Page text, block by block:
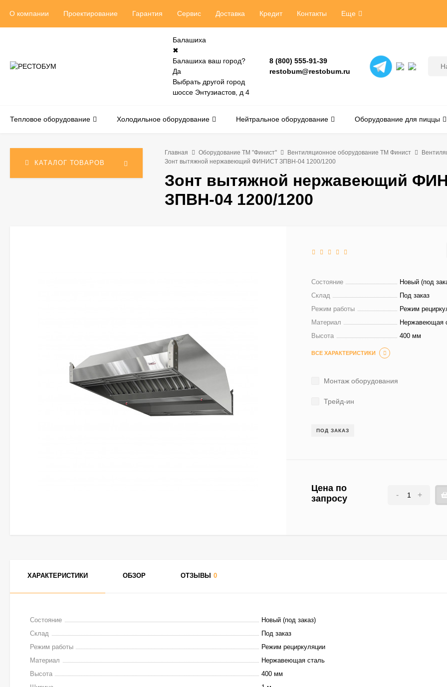
О компании Проектирование Гарантия Сервис Доставка Кредит Контакты Еще
Балашиха
✖
Балашиха ваш город?
Да
Выбрать другой город
шоссе Энтузиастов, д 4
8 (800) 555-91-39
restobum@restobum.ru
Тепловое оборудование Холодильное оборудование Нейтральное оборудование Оборудование для пиццы
КАТАЛОГ ТОВАРОВ
Главная Оборудование ТМ "Финист" Вентиляционное оборудование ТМ Финист
Зонт вытяжной нержавеющий ФИНИСТ ЗПВН-04 1200/1200
Зонт вытяжной нержавеющий
ЗПВН-04 1200/1200
Состояние
Новый (под
Склад
Под заказ
Режим работы
Режим
Материал
Нержавеющая
Высота
400 мм
ВСЕ ХАРАКТЕРИСТИКИ
Монтаж оборудования
Трейд-ин
ПОД ЗАКАЗ
Цена по
запросу
- +
ХАРАКТЕРИСТИКИ ОБЗОР ОТЗЫВЫ 0
Состояние
Новый (под заказ)
Склад
Под заказ
Режим работы
Режим рециркуляции
Материал
Нержавеющая сталь
Высота
400 мм